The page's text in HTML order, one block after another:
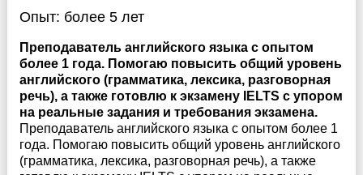
Опыт: более 5 лет
Преподаватель английского языка с опытом
более 1 года. Помогаю повысить общий уровень
английского (грамматика, лексика, разговорная
речь), а также готовлю к экзамену IELTS с упором
на реальные задания и требования экзамена.
Преподаватель английского языка с опытом более 1
года. Помогаю повысить общий уровень английского
(грамматика, лексика, разговорная речь), а также